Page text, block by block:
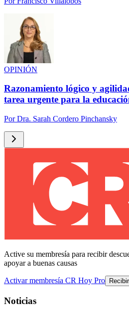
OPINIÓN
Razonamiento lógico y
tarea urgente para la
PorDra. Sarah Cordero Pinchansky
Active su membresía para recibir
apoyar a buenas causas
Activar membresía CR Hoy Pro
Noticias